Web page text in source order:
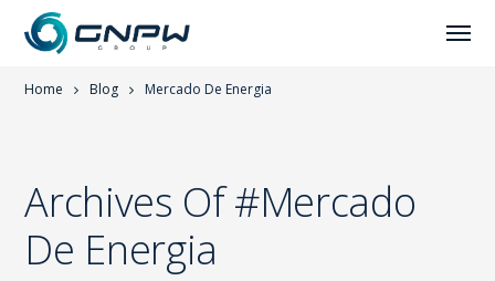
Home Blog Mercado De Energia
Archives Of #Mercado
De Energia